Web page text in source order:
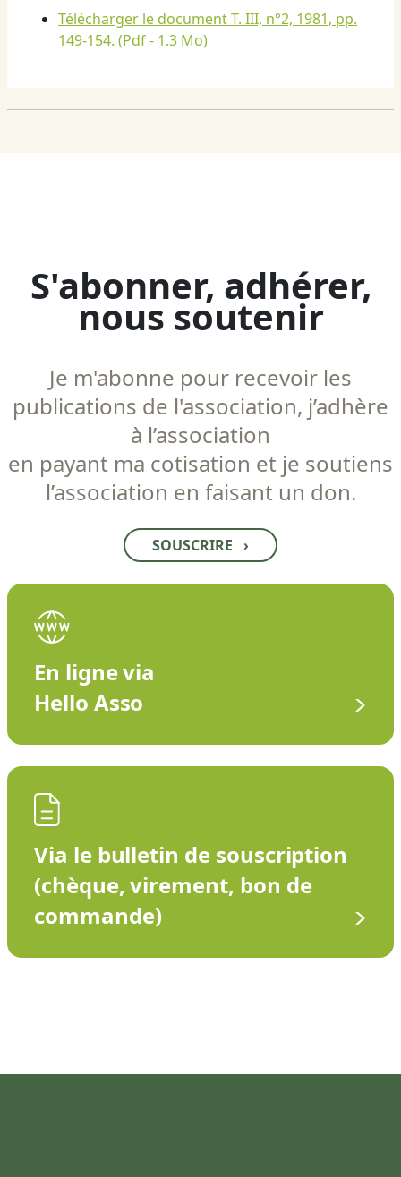
Télécharger le document T. III, n°2, 1981, pp.
149-154. (Pdf - 1.3 Mo)
S'abonner, adhérer,
nous soutenir
Je m'abonne pour recevoir les
publications de l'association, j’adhère
à l’association
en payant ma cotisation et je soutiens
l’association en faisant un don.
SOUSCRIRE ›
En ligne via
Hello Asso
Via le bulletin de souscription
(chèque, virement, bon de
commande)